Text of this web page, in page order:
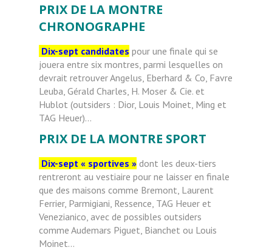
PRIX DE LA MONTRE
CHRONOGRAPHE
Dix-sept candidates pour une finale qui se
jouera entre six montres, parmi lesquelles on
devrait retrouver Angelus, Eberhard & Co, Favre
Leuba, Gérald Charles, H. Moser & Cie. et
Hublot (outsiders : Dior, Louis Moinet, Ming et
TAG Heuer)…
PRIX DE LA MONTRE SPORT
Dix-sept « sportives » dont les deux-tiers
rentreront au vestiaire pour ne laisser en finale
que des maisons comme Bremont, Laurent
Ferrier, Parmigiani, Ressence, TAG Heuer et
Venezianico, avec de possibles outsiders
comme Audemars Piguet, Bianchet ou Louis
Moinet…